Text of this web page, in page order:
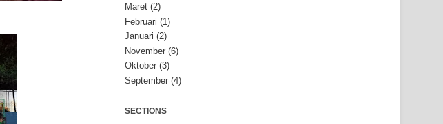
Maret (2)
Februari (1)
Januari (2)
November (6)
Oktober (3)
September (4)
SECTIONS